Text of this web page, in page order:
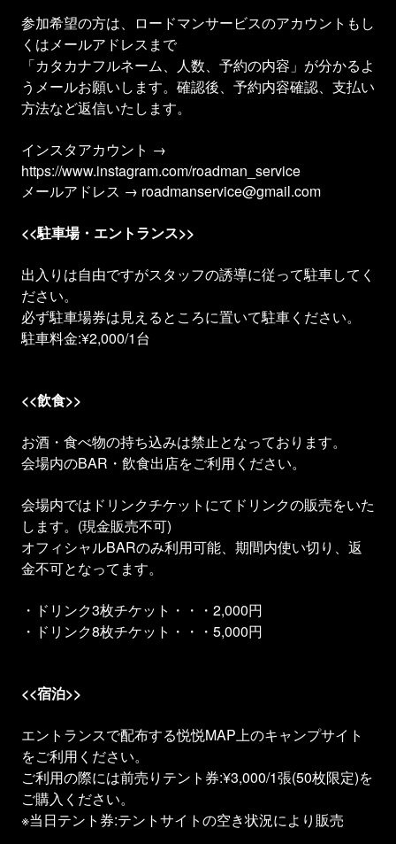
参加希望の方は、ロードマンサービスのアカウントもし
くはメールアドレスまで
「カタカナフルネーム、人数、予約の内容」が分かるよ
うメールお願いします。確認後、予約内容確認、支払い
方法など返信いたします。
インスタアカウント →
https://www.instagram.com/roadman_service
メールアドレス → roadmanservice@gmail.com
<<駐車場・エントランス>>
出入りは自由ですがスタッフの誘導に従って駐車してく
ださい。
必ず駐車場券は見えるところに置いて駐車ください。
駐車料金:¥2,000/1台
<<飲食>>
お酒・食べ物の持ち込みは禁止となっております。
会場内のBAR・飲食出店をご利用ください。
会場内ではドリンクチケットにてドリンクの販売をいた
します。(現金販売不可)
オフィシャルBARのみ利用可能、期間内使い切り、返
金不可となってます。
・ドリンク3枚チケット・・・2,000円
・ドリンク8枚チケット・・・5,000円
<<宿泊>>
エントランスで配布する悦悦MAP上のキャンプサイト
をご利用ください。
ご利用の際には前売りテント券:¥3,000/1張(50枚限定)を
ご購入ください。
※当日テント券:テントサイトの空き状況により販売